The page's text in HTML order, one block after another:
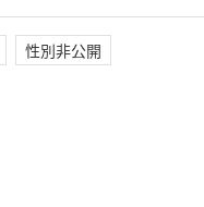
性別非公開